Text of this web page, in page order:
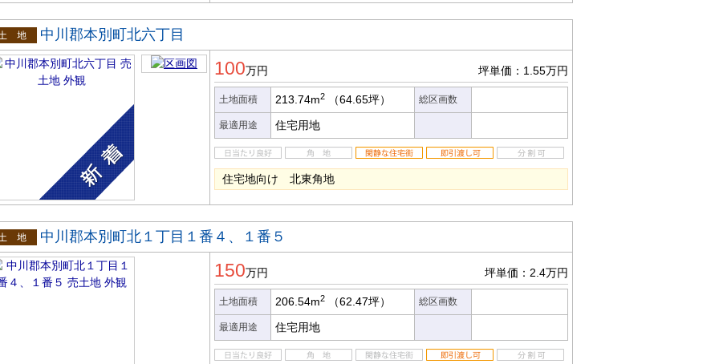
地
中川郡本別町北六丁目
100万円 坪単価：1.55万円
土地面積 213.74m2 （64.65坪） 総区画数
最適用途 住宅用地
住宅地向け 北東角地
地
中川郡本別町北１丁目１番４、１番５
150万円 坪単価：2.4万円
土地面積 206.54m2 （62.47坪） 総区画数
最適用途 住宅用地